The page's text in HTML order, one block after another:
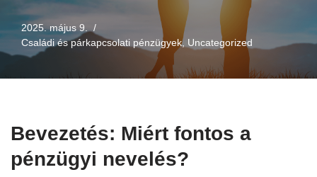
2025. május 9.
Családi és párkapcsolati pénzügyek, Uncategorized
Bevezetés: Miért fontos a
pénzügyi nevelés?